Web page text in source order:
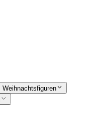
Weihnachtsfiguren